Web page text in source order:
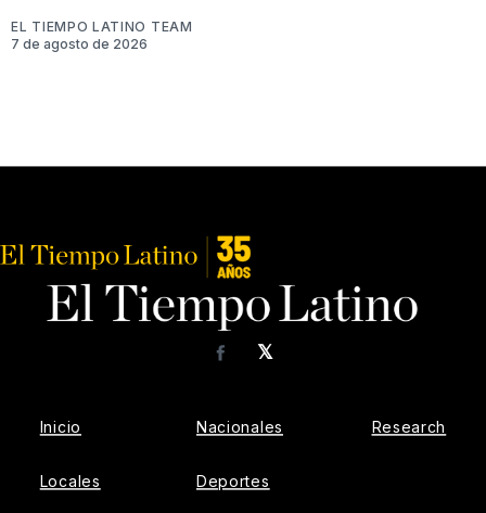
EL TIEMPO LATINO TEAM
7 de agosto de 2026
𝕏
Facebook
Inicio
Locales
Nacionales
Deportes
Research